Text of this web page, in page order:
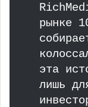
рынке
эта
лишь